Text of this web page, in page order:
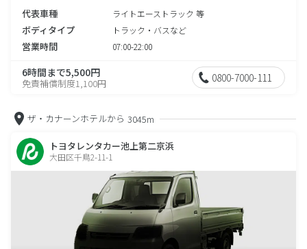
代表車種 ライトエーストラック 等
ボディタイプ トラック・バスなど
営業時間 07:00-22:00
6時間まで5,500円
免責補償制度1,100円 0800-7000-111
ザ・カナーンホテルから 3045m
トヨタレンタカー池上第二京浜
大田区千鳥2-11-1